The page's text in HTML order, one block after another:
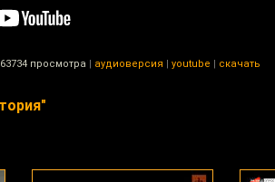
просмотра | аудиоверсия | youtube | скачать